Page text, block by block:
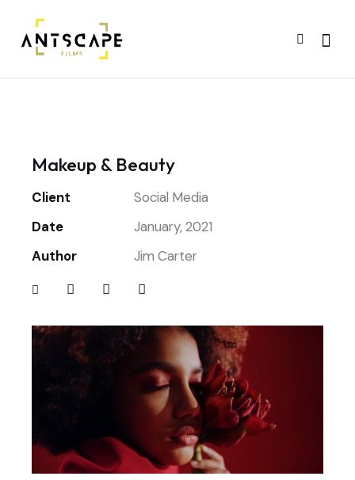
Makeup & Beauty
Client
Social Media
Date
January, 2021
Author
Jim Carter